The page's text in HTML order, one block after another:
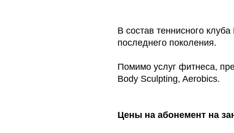
В состав теннисного
последнего поколения.
Помимо услуг фитнеса,
Body Sculpting, Aerobics.
Цены на абонемент на